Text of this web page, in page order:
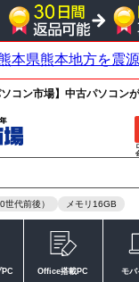
コン市場】中古パソコンが
代前後） メモリ16GB
PC Office搭載PC モバ